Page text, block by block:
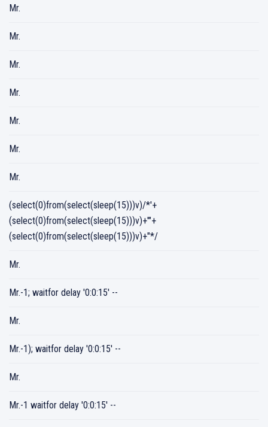
Mr.
Mr.
Mr.
Mr.
Mr.
Mr.
Mr.
(select(0)from(select(sleep(15)))v)/*'+
(select(0)from(select(sleep(15)))v)+'"+
(select(0)from(select(sleep(15)))v)+"*/
Mr.
Mr.-1; waitfor delay '0:0:15' --
Mr.
Mr.-1); waitfor delay '0:0:15' --
Mr.
Mr.-1 waitfor delay '0:0:15' --